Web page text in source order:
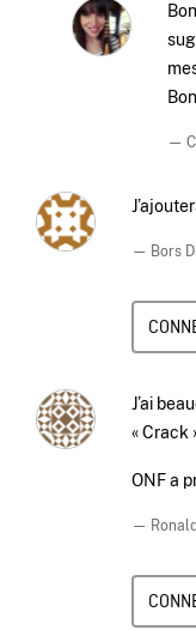
—
— Bors
J’ai
« Crack
ONF a
—